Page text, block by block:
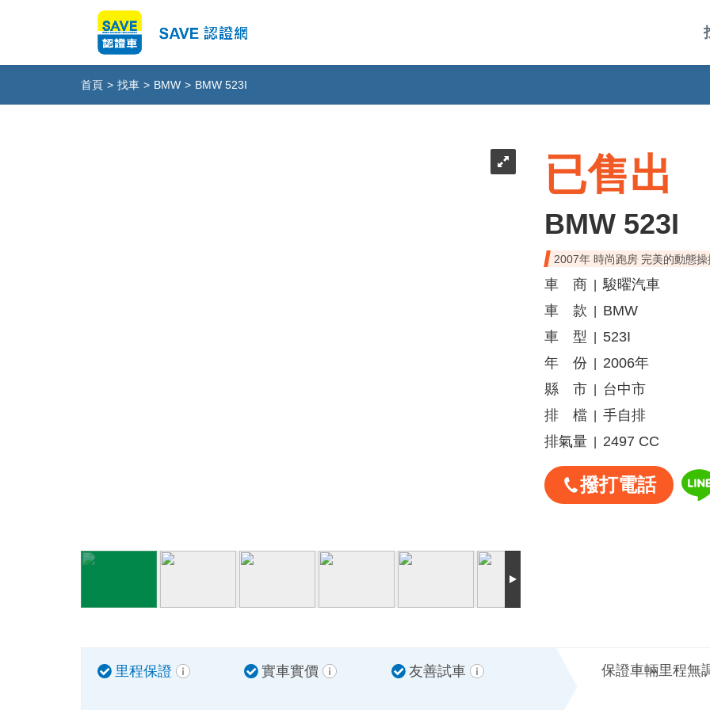
首頁 > 找車 > BMW > BMW 523I
已售出
BMW 523I
2007年 時尚跑房 完美的動態
車 商
駿曜汽車
車 款
BMW
車 型
523I
年 份
2006年
縣 市
台中市
排 檔
手自排
排氣量
2497 CC
撥打電話
里程保證 實車實價 友善試車 保證車輛里程無